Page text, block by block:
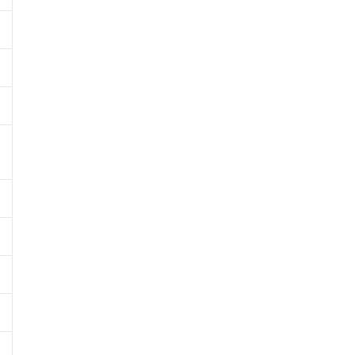
了承ください。
き作成されるも
をご了承くださ
です。
ありません。
です。
ず変更すること
) : 1000ppm、
、
可)を取得する
要な手段を講じ
これらの製造装